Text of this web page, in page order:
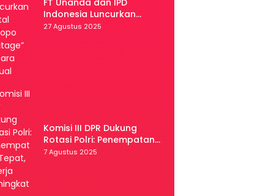
FT Unanda dan IPD
Indonesia Luncurkan
Portal “Palopo Heritage”
27 Agustus 2025
Komisi III DPR Dukung
Rotasi Polri: Penempatan
Tepat, Kinerja Meningkat
7 Agustus 2025